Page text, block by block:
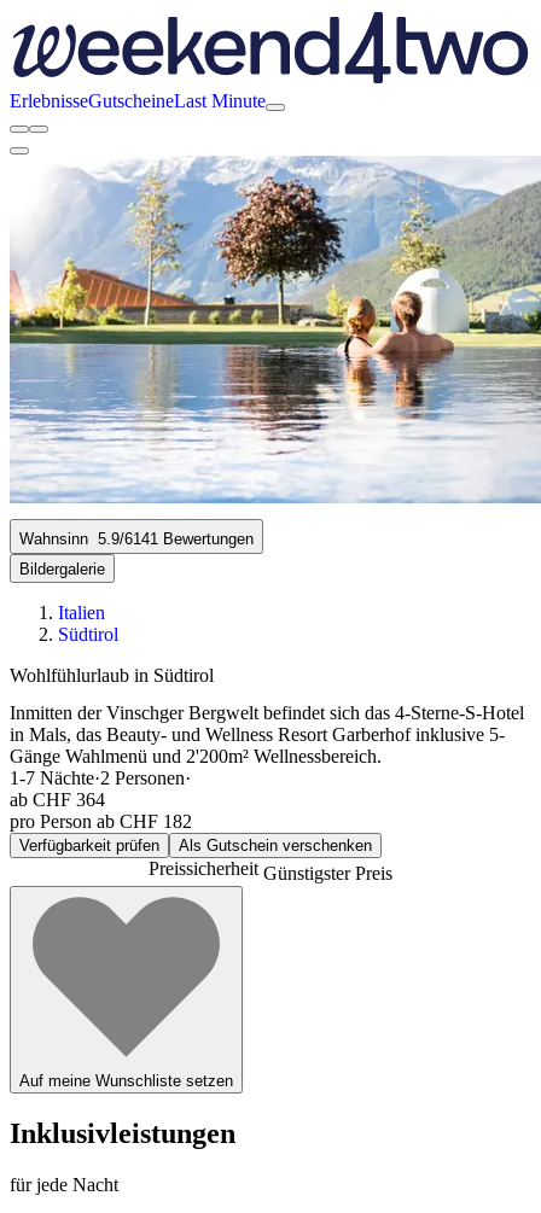
ErlebnisseGutscheineLast Minute
Wahnsinn 5.9/6141 Bewertungen
Bildergalerie
Italien
Südtirol
Wohlfühlurlaub in Südtirol
Inmitten der Vinschger Bergwelt befindet sich das 4-Sterne-S-Hotel
in Mals, das Beauty- und Wellness Resort Garberhof inklusive 5-
Gänge Wahlmenü und 2'200m² Wellnessbereich.
1-7 Nächte·2 Personen·
ab CHF 364
pro Person ab CHF 182
Verfügbarkeit prüfen Als Gutschein verschenken
PreissicherheitGünstigster Preis
Auf meine Wunschliste setzen
Inklusivleistungen
für jede Nacht